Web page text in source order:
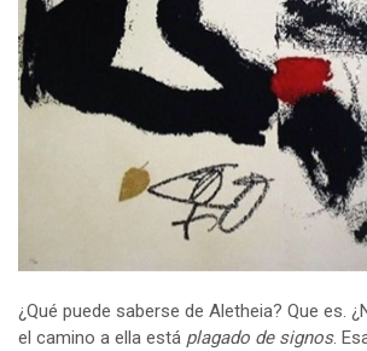
¿Qué puede saberse de Aletheia? Que es.
el camino a ella está plagado de signos.